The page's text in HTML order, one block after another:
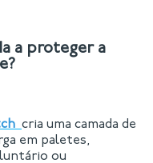
a proteger a
cria uma camada de
em paletes,
ou